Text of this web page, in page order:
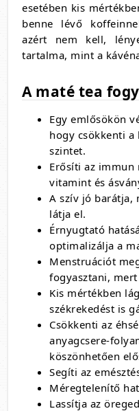
esetében kis
benne lévő
azért nem kell,
tartalma, mint a
A maté tea
Egy emlősökön
hogy csökkenti a
szintet.
Erősíti az immun
vitamint és
A szív jó barátja,
látja el.
Érnyugtató
optimalizálja a
Menstruációt
fogyasztani,
Kis mértékben
székrekedést is
Csökkenti az
anyagcsere-
köszönhetően
Segíti az
Méregtelenítő
Lassítja az